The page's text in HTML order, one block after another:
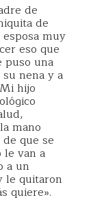
de
de
muy
eso que
puso una
nena y a
hijo
mano
que se
le van a
a un
le quitaron
quiere».